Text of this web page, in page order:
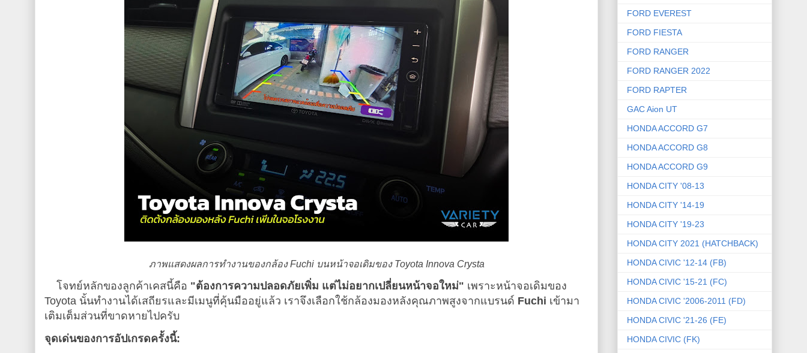
ภาพแสดงผลการทำงานของกล้อง Fuchi บนหน้าจอเดิมของ Toyota Innova Crysta
โจทย์หลักของลูกค้าเคสนี้คือ "ต้องการความปลอดภัยเพิ่ม แต่ไม่อยากเปลี่ยนหน้าจอใหม่" เพราะหน้าจอเดิมของ
Toyota นั้นทำงานได้เสถียรและมีเมนูที่คุ้นมืออยู่แล้ว เราจึงเลือกใช้กล้องมองหลังคุณภาพสูงจากแบรนด์ Fuchi เข้ามา
เติมเต็มส่วนที่ขาดหายไปครับ
จุดเด่นของการอัปเกรดครั้งนี้:
FORD EVEREST
FORD FIESTA
FORD RANGER
FORD RANGER 2022
FORD RAPTER
GAC Aion UT
HONDA ACCORD G7
HONDA ACCORD G8
HONDA ACCORD G9
HONDA CITY '08-13
HONDA CITY '14-19
HONDA CITY '19-23
HONDA CITY 2021 (HATCHBACK)
HONDA CIVIC '12-14 (FB)
HONDA CIVIC '15-21 (FC)
HONDA CIVIC '2006-2011 (FD)
HONDA CIVIC '21-26 (FE)
HONDA CIVIC (FK)